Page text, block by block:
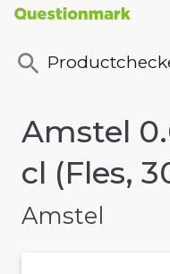
Amstel
cl (Fles,
Amstel